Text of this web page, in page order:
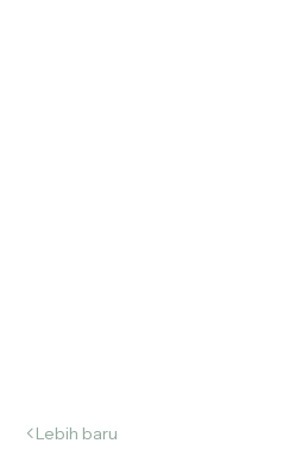
Lebih baru